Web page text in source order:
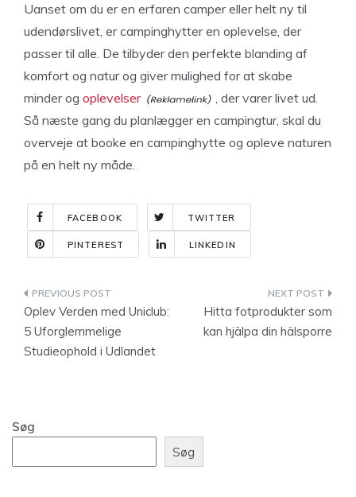
Uanset om du er en erfaren camper eller helt ny til
udendørslivet, er campinghytter en oplevelse, der
passer til alle. De tilbyder den perfekte blanding af
komfort og natur og giver mulighed for at skabe
minder og oplevelser
, der varer livet ud.
Så næste gang du planlægger en campingtur, skal du
overveje at booke en campinghytte og opleve naturen
på en helt ny måde.
FACEBOOK TWITTER
PINTEREST LINKEDIN
Indlægsnavigation
Oplev Verden med Uniclub:
5 Uforglemmelige
Studieophold i Udlandet
Hitta fotprodukter som
kan hjälpa din hälsporre
Søg
Søg